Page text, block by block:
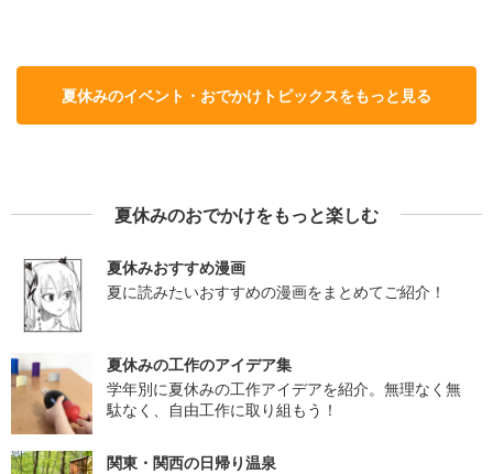
夏休みのイベント・おでかけトピックスをもっと見る
夏休みのおでかけをもっと楽しむ
夏休みおすすめ漫画
夏に読みたいおすすめの漫画をまとめてご紹介！
夏休みの工作のアイデア集
学年別に夏休みの工作アイデアを紹介。無理なく無
駄なく、自由工作に取り組もう！
関東・関西の日帰り温泉